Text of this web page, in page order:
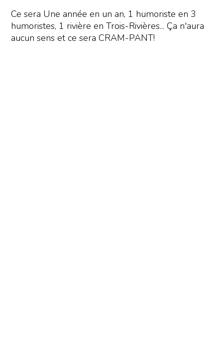
Ce sera Une année en un an, 1 humoriste en 3
humoristes, 1 rivière en Trois-Rivières... Ça n'aura
aucun sens et ce sera CRAM-PANT!